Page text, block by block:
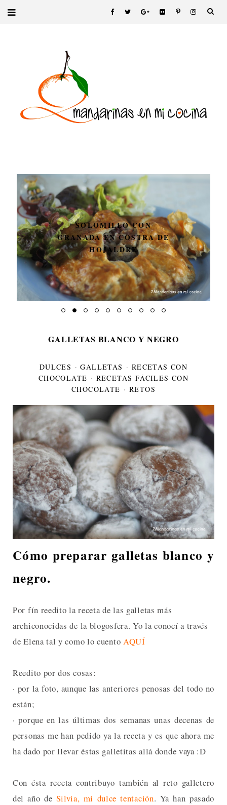
SOLOMILLO CON
GRANADA EN COSTRA DE
HOJALDRE
GALLETAS BLANCO Y NEGRO
DULCES ·GALLETAS · RECETAS CON
CHOCOLATE · RECETAS FÁCILES CON
CHOCOLATE · RETOS
Cómo preparar galletas blanco y
negro.
Por fín reedito la receta de las galletas más
archiconocidas de la blogosfera. Yo la conocí a través
de Elena tal y como lo cuento AQUÍ
Reedito por dos cosas:
· por la foto, aunque las anteriores penosas del todo no
están;
· porque en las últimas dos semanas unas decenas de
personas me han pedido ya la receta y es que ahora me
ha dado por llevar éstas galletitas allá donde vaya :D
Con ésta receta contribuyo también al reto galletero
del año de Silvia, mi dulce tentación. Ya han pasado